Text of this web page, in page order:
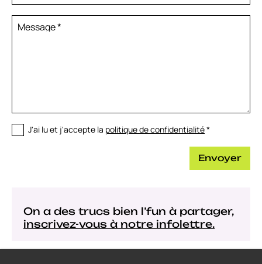
Message*
J'ai lu et j'accepte la politique de confidentialité*
Envoyer
On a des trucs bien l’fun à partager,
inscrivez-vous à notre infolettre.